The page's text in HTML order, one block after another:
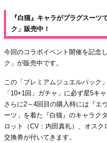
『白猫』キャラがプラグスー
ク」販売中！
今回のコラボイベント開催を記念
ク」が販売中です。
この「プレミアムジュエルパック
「10+1回」ガチャ」に必ず星5キ
さらに2～4回目の購入時には『エ
ーツ」を着た『白猫』のキャラク
ロット（CV：内田真礼）、オス
交換券が付いてきます。